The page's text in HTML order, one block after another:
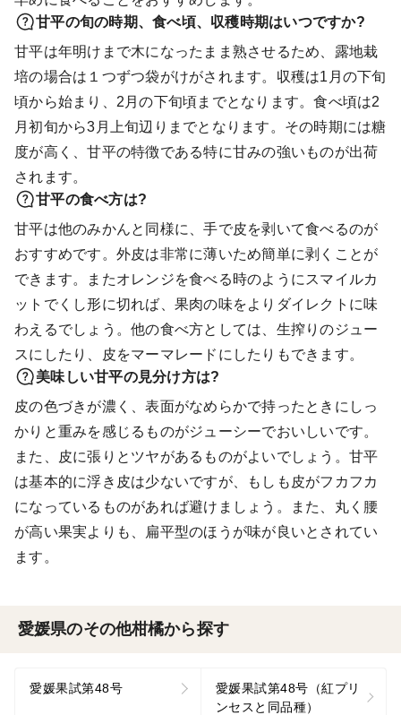
甘平の旬の時期、食べ頃、収穫時期はいつですか?
甘平は年明けまで木になったまま熟させるため、露地栽
培の場合は１つずつ袋がけがされます。収穫は1月の下旬
頃から始まり、2月の下旬頃までとなります。食べ頃は2
月初旬から3月上旬辺りまでとなります。その時期には糖
度が高く、甘平の特徴である特に甘みの強いものが出荷
されます。
甘平の食べ方は?
甘平は他のみかんと同様に、手で皮を剥いて食べるのが
おすすめです。外皮は非常に薄いため簡単に剥くことが
できます。またオレンジを食べる時のようにスマイルカ
ットでくし形に切れば、果肉の味をよりダイレクトに味
わえるでしょう。他の食べ方としては、生搾りのジュー
スにしたり、皮をマーマレードにしたりもできます。
美味しい甘平の見分け方は?
皮の色づきが濃く、表面がなめらかで持ったときにしっ
かりと重みを感じるものがジューシーでおいしいです。
また、皮に張りとツヤがあるものがよいでしょう。甘平
は基本的に浮き皮は少ないですが、もしも皮がフカフカ
になっているものがあれば避けましょう。また、丸く腰
が高い果実よりも、扁平型のほうが味が良いとされてい
ます。
愛媛県のその他柑橘から探す
愛媛果試第48号
愛媛果試第48号（紅プリ
ンセスと同品種）